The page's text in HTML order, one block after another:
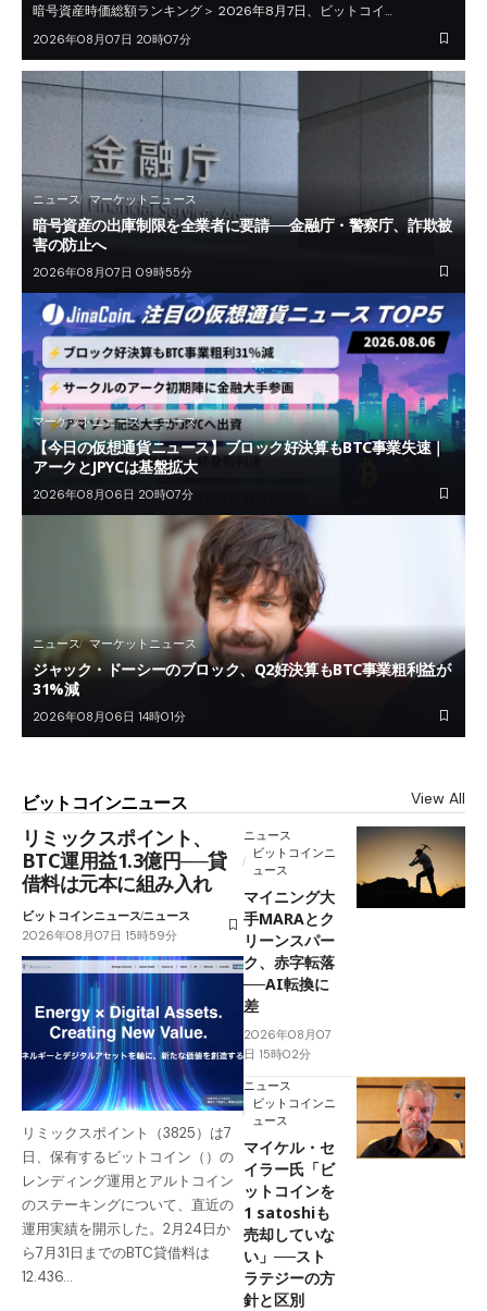
暗号資産時価総額ランキング＞ 2026年8月7日、ビットコイ…
2026年08月07日 20時07分
ニュース マーケットニュース
暗号資産の出庫制限を全業者に要請──金融庁・警察庁、詐欺被
害の防止へ
2026年08月07日 09時55分
マーケットニュース ニュース
【今日の仮想通貨ニュース】ブロック好決算もBTC事業失速｜
アークとJPYCは基盤拡大
2026年08月06日 20時07分
ニュース マーケットニュース
ジャック・ドーシーのブロック、Q2好決算もBTC事業粗利益が
31%減
2026年08月06日 14時01分
ビットコインニュース View All
リミックスポイント、
BTC運用益1.3億円──貸
借料は元本に組み入れ
ビットコインニュースニュース
2026年08月07日 15時59分
リミックスポイント（3825）は7
日、保有するビットコイン（）の
レンディング運用とアルトコイン
のステーキングについて、直近の
運用実績を開示した。2月24日か
ら7月31日までのBTC貸借料は
12.436…
ニュース
ビットコインニ
ュース
マイニング大
手MARAとク
リーンスパー
ク、赤字転落
──AI転換に
差
2026年08月07
日 15時02分
ニュース
ビットコインニ
ュース
マイケル・セ
イラー氏「ビ
ットコインを
1 satoshiも
売却していな
い」──スト
ラテジーの方
針と区別